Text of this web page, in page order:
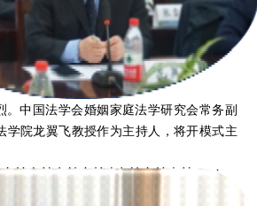
。中国法学会婚姻家庭法学研究会常务副
学院龙翼飞教授作为主持人，将开模式主